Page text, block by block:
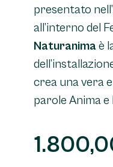
presentato
all’interno del
Naturanimaè
crea una vera
parole Anima